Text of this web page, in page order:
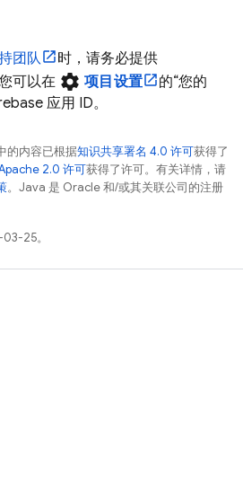
团队
时，请务必提供
可以在 settings 项目设置
的“您的
应用 ID。
的内容已根据知识共享署名 4.0 许可获得了
2.0 许可获得了许可。有关详情，请
。Java 是 Oracle 和/或其关联公司的注册
25。